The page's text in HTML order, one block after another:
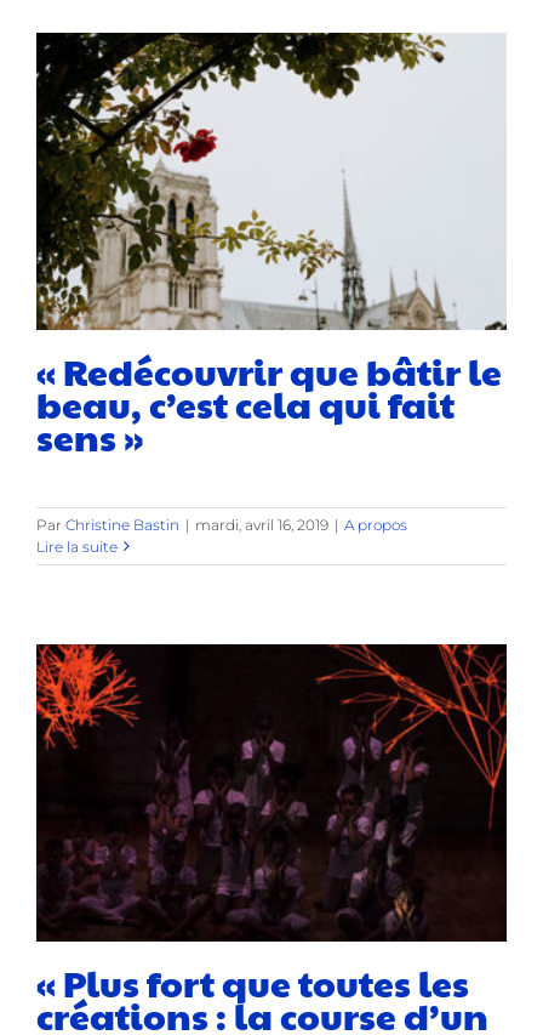
« Redécouvrir que bâtir le
beau, c’est cela qui fait
sens »
Par Christine Bastin | mardi, avril 16, 2019 | A propos
Lire la suite
« Plus fort que toutes les
créations : la course d’un